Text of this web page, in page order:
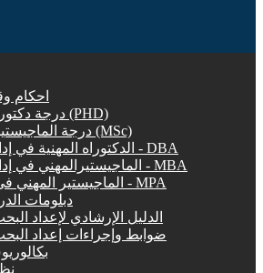
احكام
درجة دكتوراة الفلسفة (PHD)
درجة الماجيستير الأكاديمي (MSc)
الدكتوراه المهنية في إدارة الأعمال - DBA
الماجيستيرالمهني في إدارة الأعمال - MBA
الماجيستير المهني في المحاسبة - MPA
دبلومات
الدليل الإرشادي لإعداد
ضوابط وإجراءات إعداد